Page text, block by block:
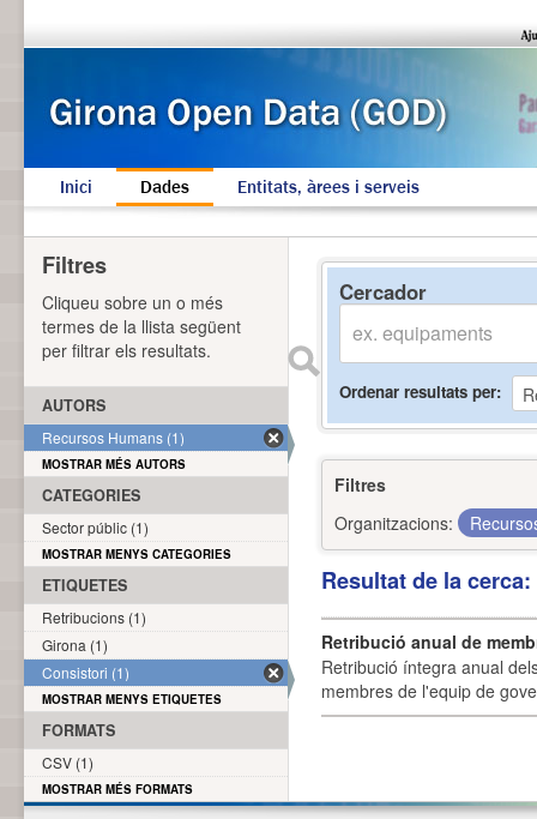
Inici Dades Entitats, àrees i serveis
Cercador
Ordenar resultats per
Filtres
Organitzacions:
Resultat de la
Retribució anual de
Retribució íntegra anual
membres de l'equip de
Filtres
Cliqueu sobre un o més
termes de la llista següent
per filtrar els resultats.
AUTORS
Recursos Humans (1)
MOSTRAR MÉS AUTORS
CATEGORIES
Sector públic (1)
MOSTRAR MENYS CATEGORIES
ETIQUETES
Retribucions (1)
Girona (1)
Consistori (1)
MOSTRAR MENYS ETIQUETES
FORMATS
CSV (1)
MOSTRAR MÉS FORMATS